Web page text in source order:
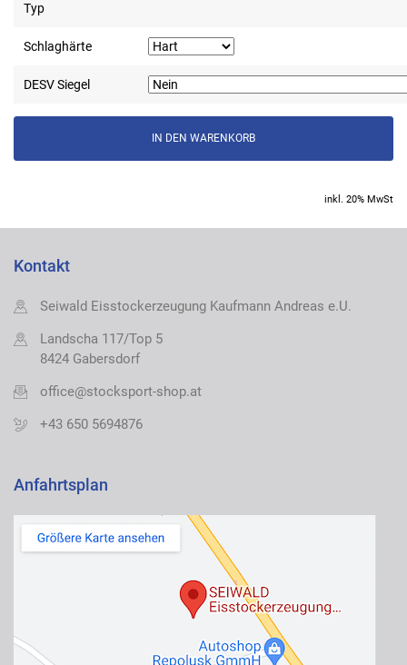
Typ
Schlaghärte
DESV Siegel
inkl. 20% MwSt
Kontakt
Seiwald Eisstockerzeugung Kaufmann Andreas e.U.
Landscha 117/Top 5
8424 Gabersdorf
office@stocksport-shop.at
+43 650 5694876
Anfahrtsplan